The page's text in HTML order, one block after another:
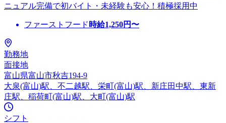
ニュアル完備で初バイト・未経験も安心！積極採用中
ファーストフード 時給1,250円〜
勤務地
面接地
富山県富山市秋吉194-9
大泉(富山)駅、不二越駅、栄町(富山)駅、新庄田中駅、東新
庄駅、稲荷町(富山)駅、大町(富山)駅
シフト